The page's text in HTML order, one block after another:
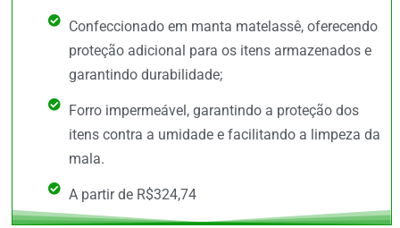
Confeccionado em manta matelassê, oferecendo
proteção adicional para os itens armazenados e
garantindo durabilidade;
Forro impermeável, garantindo a proteção dos
itens contra a umidade e facilitando a limpeza da
mala.
A partir de R$324,74